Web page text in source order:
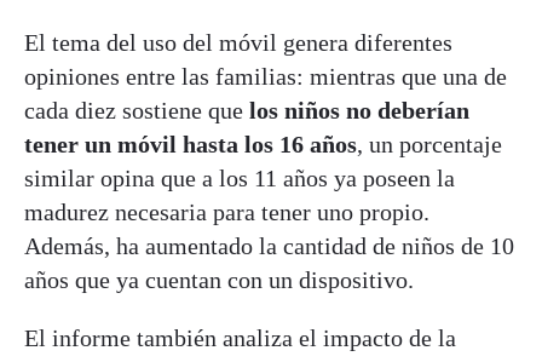
El tema del uso del móvil genera diferentes
opiniones entre las familias: mientras que una de
cada diez sostiene que los niños no deberían
tener un móvil hasta los 16 años, un porcentaje
similar opina que a los 11 años ya poseen la
madurez necesaria para tener uno propio.
Además, ha aumentado la cantidad de niños de 10
años que ya cuentan con un dispositivo.
El informe también analiza el impacto de la